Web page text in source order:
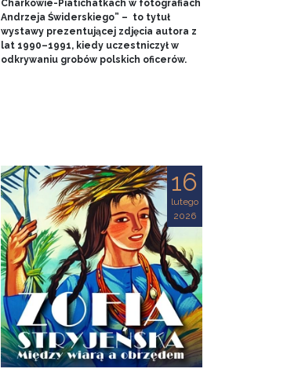
Charkowie-Piatichatkach w fotografiach
Andrzeja Świderskiego” – to tytuł
wystawy prezentującej zdjęcia autora z
lat 1990–1991, kiedy uczestniczył w
odkrywaniu grobów polskich oficerów.
16
lutego
2026